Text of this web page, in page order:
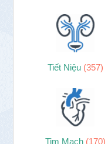
Tiết Niệu (357)
Tim Mạch (170)